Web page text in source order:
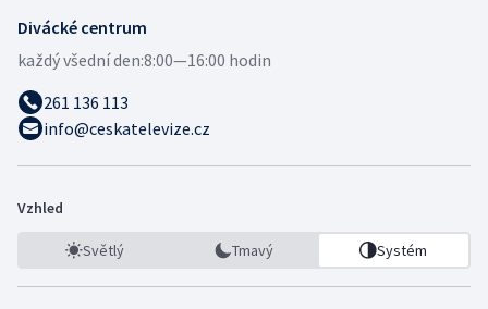
Divácké centrum
každý všední den:8:00—16:00 hodin
261 136 113
info@ceskatelevize.cz
Vzhled
Světlý Tmavý Systém